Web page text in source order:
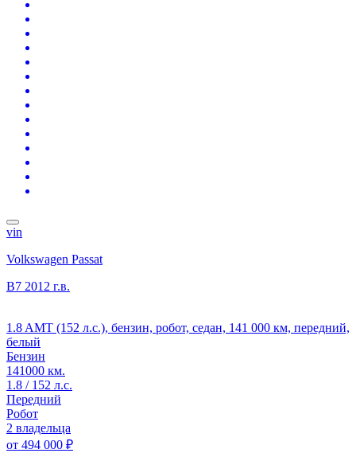
vin
Volkswagen Passat
B7 2012 г.в.
1.8 AMT (152 л.с.), бензин, робот, седан, 141 000 км, передний,
белый
Бензин
141000 км.
1.8 / 152 л.с.
Передний
Робот
2 владельца
от 494 000 ₽